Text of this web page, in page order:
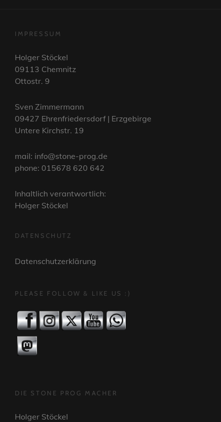
IMPRESSUM
Holger Stöckel
09113 Chemnitz
Ottostr. 9
Sven Zimmermann
09427 Ehrenfriedersdorf | Erzgebirge
Untere Kirchstr. 19
mail: info@stone-prog.de
phone: 015678 620 642
Inhaltlich verantwortlich:
Holger Stöckel
DATENSCHUTZ
Datenschutzerklärung
PLEASE FOLLOW & LIKE US :)
DIE STONE PROG MACHER
Holger Stöckel